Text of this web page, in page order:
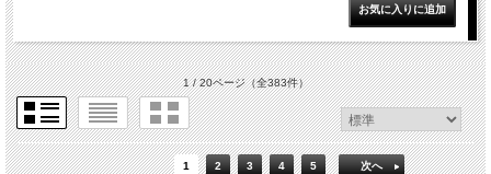
1 / 20ページ（全383件）
1 2 3 4 5 次へ